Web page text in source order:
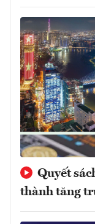
Quyết
thành tăng